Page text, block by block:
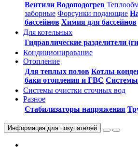
Вентили Водоподогрев
заборные Форсунки подающие
бассейнов Химия для бассейнов
Для котельных
Гидравлические разделители
Кондиционирование
Отопление
Для теплых полов Котлы
баки отопления и ГВС Системы
Системы очистки сточных вод
Разное
Стабилизаторы напряжения
Информация для покупателей